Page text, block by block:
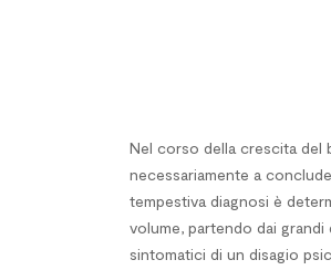
Nel corso della crescita del
necessariamente a
tempestiva diagnosi è
volume, partendo dai
sintomatici di un disagio